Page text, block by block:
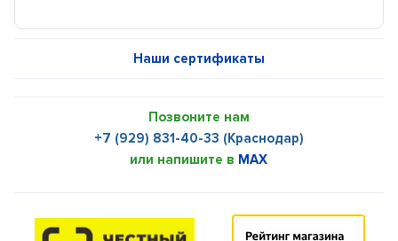
Наши сертификаты
Позвоните нам
+7 (929) 831-40-33 (Краснодар)
или напишите в MAX